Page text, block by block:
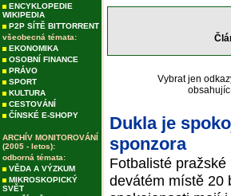
ENCYKLOPEDIE
WIKIPEDIA
P2P SÍTĚ BITTORRENT
všeobecná témata:
EKONOMIKA
OSOBNÍ FINANCE
PRÁVO
SPORT
KULTURA
CESTOVÁNÍ
ČÍNSKÉ E-SHOPY
ARCHÍV MONITOROVÁNÍ
(2005 - letos):
odborná témata:
VĚDA A VÝZKUM
MIKROSKOPICKÝ
SVĚT
Vybrat jen
Dukla je
sponzora
Fotbalisté
devátém místě 20